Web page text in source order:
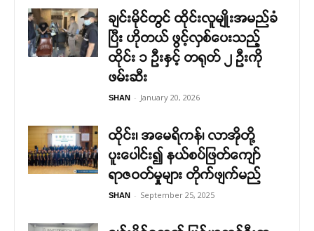
ချင်းမိုင်တွင် ထိုင်းလူမျိုးအမည်ခံ
ပြီး ဟိုတယ် ဖွင့်လှစ်ပေးသည့်
ထိုင်း ၁ ဦးနှင့် တရုတ် ၂ ဦးကို
ဖမ်းဆီး
SHAN - January 20, 2026
ထိုင်း၊ အမေရိကန်၊ လာအိုတို့
ပူးပေါင်း၍ နယ်စပ်ဖြတ်ကျော်
ရာဇဝတ်မှုများ တိုက်ဖျက်မည်
SHAN - September 25, 2025